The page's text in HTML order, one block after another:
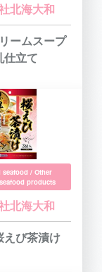
北海大和
ームスープ
仕立て
seafood / Other
products
北海大和
び茶漬け